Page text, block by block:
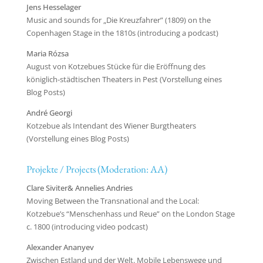
Jens Hesselager
Music and sounds for „Die Kreuzfahrer” (1809) on the
Copenhagen Stage in the 1810s (introducing a podcast)
Maria Rózsa
August von Kotzebues Stücke für die Eröffnung des
königlich-städtischen Theaters in Pest (Vorstellung eines
Blog Posts)
André Georgi
Kotzebue als Intendant des Wiener Burgtheaters
(Vorstellung eines Blog Posts)
Projekte / Projects (Moderation: AA)
Clare Siviter& Annelies Andries
Moving Between the Transnational and the Local:
Kotzebue’s “Menschenhass und Reue” on the London Stage
c. 1800 (introducing video podcast)
Alexander Ananyev
Zwischen Estland und der Welt. Mobile Lebenswege und